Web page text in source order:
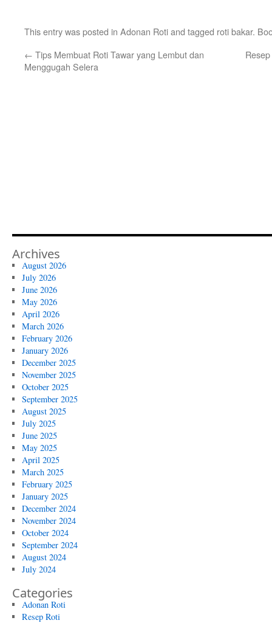
This entry was posted in Adonan Rotiand tagged roti bakar.
← Tips Membuat Roti Tawar yang Lembut dan
Menggugah Selera
Archives
August 2026
July 2026
June 2026
May 2026
April 2026
March 2026
February 2026
January 2026
December 2025
November 2025
October 2025
September 2025
August 2025
July 2025
June 2025
May 2025
April 2025
March 2025
February 2025
January 2025
December 2024
November 2024
October 2024
September 2024
August 2024
July 2024
Categories
Adonan Roti
Resep Roti